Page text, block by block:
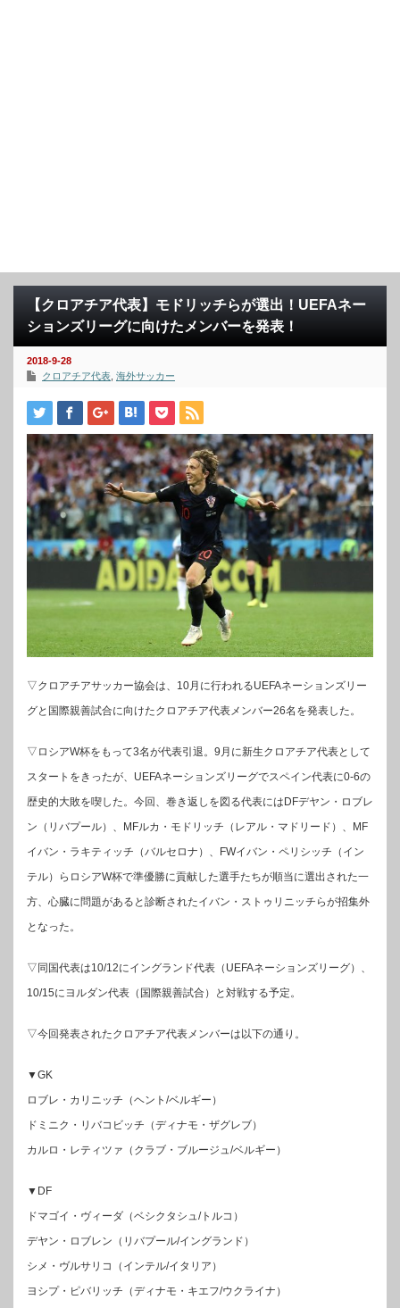
【クロアチア代表】モドリッチらが選出！UEFAネー
ションズリーグに向けたメンバーを発表！
2018-9-28
クロアチア代表 海外サッカー
▽クロアチアサッカー協会は、10月に行われるUEFAネーションズリー
グと国際親善試合に向けたクロアチア代表メンバー26名を発表した。
▽ロシアW杯をもって3名が代表引退。9月に新生クロアチア代表として
スタートをきったが、UEFAネーションズリーグでスペイン代表に0-6の
歴史的大敗を喫した。今回、巻き返しを図る代表にはDFデヤン・ロブレ
ン（リバプール）、MFルカ・モドリッチ（レアル・マドリード）、MF
イバン・ラキティッチ（バルセロナ）、FWイバン・ペリシッチ（イン
テル）らロシアW杯で準優勝に貢献した選手たちが順当に選出された一
方、心臓に問題があると診断されたイバン・ストゥリニッチらが招集外
となった。
▽同国代表は10/12にイングランド代表（UEFAネーションズリーグ）、
10/15にヨルダン代表（国際親善試合）と対戦する予定。
▽今回発表されたクロアチア代表メンバーは以下の通り。
▼GK
ロブレ・カリニッチ（ヘント/ベルギー）
ドミニク・リバコビッチ（ディナモ・ザグレブ）
カルロ・レティツァ（クラブ・ブルージュ/ベルギー）
▼DF
ドマゴイ・ヴィーダ（ベシクタシュ/トルコ）
デヤン・ロブレン（リバプール/イングランド）
シメ・ヴルサリコ（インテル/イタリア）
ヨシプ・ピバリッチ（ディナモ・キエフ/ウクライナ）